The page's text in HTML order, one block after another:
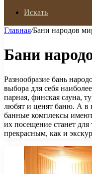
Искать
Главная/Бани народов
Бани
Разнообразие бань
выбора для себя
парная, финская сауна,
любят и ценят баню. А в
банные комплексы имеют
их посещение станет для
прекрасным, как и